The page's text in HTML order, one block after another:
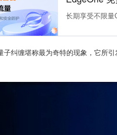
长期享受不限量
子纠缠堪称最为奇特的现象，它所